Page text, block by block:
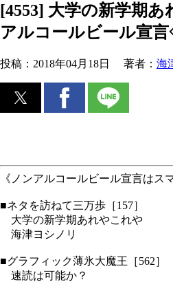
[4553] 大学の新学期
アルコールビール宣
投稿： 2018年04月18日 著者： 海
《ノンアルコールビール宣言はス
■ネタを訪ねて三万歩［157］
大学の新学期あれやこれや
海津ヨシノリ
■グラフィック薄氷大魔王［562］
速読は可能か？